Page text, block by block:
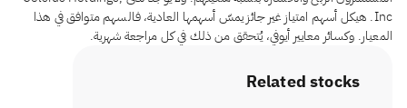
Inc. هيكل أسهم امتياز غير جائز يمسّ أسهمها العادية، فالسهم متوافق في هذا
المعيار. وكسائر معايير أيوفي، يُتحقق من ذلك في كل مراجعة شهرية.
Related stocks